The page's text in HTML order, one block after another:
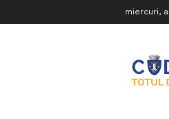
miercuri,
Info